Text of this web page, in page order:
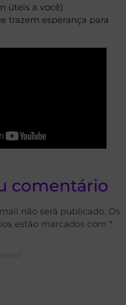
úteis a você)
trazem esperança para
comentário
não será publicado. Os
estão marcados com *